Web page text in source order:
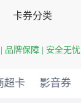
卡券分类
品牌保障 | 安全无忧
超卡 影音券